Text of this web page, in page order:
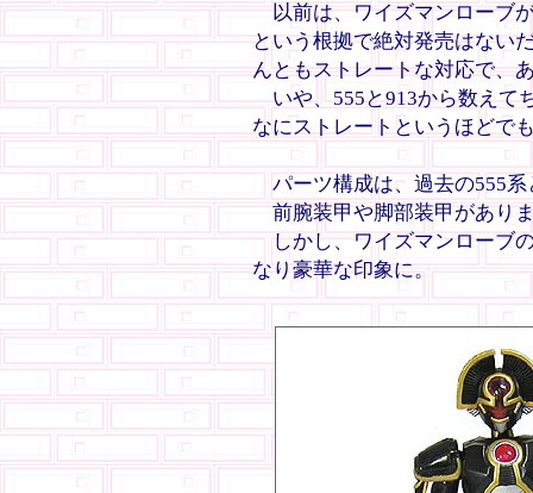
以前は、ワイズマンローブ
という根拠で絶対発売はない
んともストレートな対応で、
いや、555と913から数えて
なにストレートというほどで
パーツ構成は、過去の555系
前腕装甲や脚部装甲があり
しかし、ワイズマンローブ
なり豪華な印象に。